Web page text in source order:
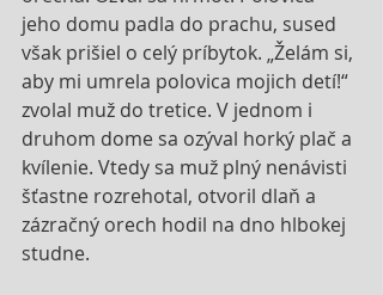
jeho domu padla do prachu, sused
však prišiel o celý príbytok. „Želám si,
aby mi umrela polovica mojich detí!“
zvolal muž do tretice. V jednom i
druhom dome sa ozýval horký plač a
kvílenie. Vtedy sa muž plný nenávisti
šťastne rozrehotal, otvoril dlaň a
zázračný orech hodil na dno hlbokej
studne.